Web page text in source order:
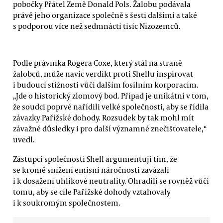
pobočky Přátel Země Donald Pols. Žalobu podávala
právě jeho organizace společně s šesti dalšími a také
s podporou více než sedmnácti tisíc Nizozemců.
Podle právníka Rogera Coxe, který stál na straně
žalobců, může navíc verdikt proti Shellu inspirovat
i budoucí stížnosti vůči dalším fosilním korporacím.
„Jde o historický zlomový bod. Případ je unikátní v tom,
že soudci poprvé nařídili velké společnosti, aby se řídila
závazky Pařížské dohody. Rozsudek by tak mohl mít
závažné důsledky i pro další významné znečišťovatele,“
uvedl.
Zástupci společnosti Shell argumentují tím, že
se kromě snížení emisní náročnosti zavázali
i k dosažení uhlíkové neutrality. Ohradili se rovněž vůči
tomu, aby se cíle Pařížské dohody vztahovaly
i k soukromým společnostem.